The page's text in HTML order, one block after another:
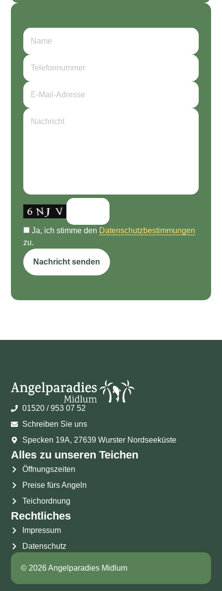
Ja, ich stimme den Datenschutzbestimmungen
zu.
01520 / 953 07 52
Schreiben Sie uns
Specken 19A, 27639 Wurster Nordseeküste
Alles zu unseren Teichen
Öffnungszeiten
Preise fürs Angeln
Teichordnung
Rechtliches
Impressum
Datenschutz
© 2026 Angelparadies Midlum